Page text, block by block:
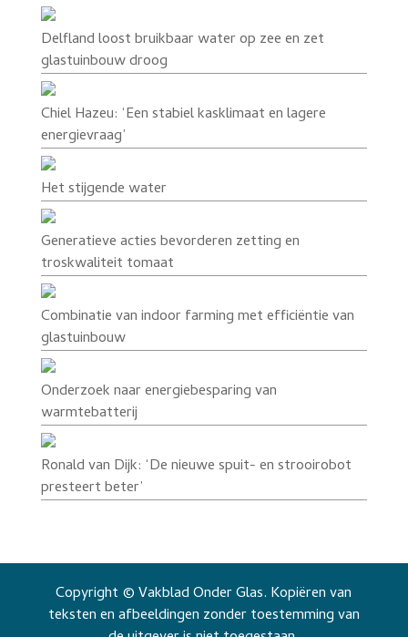
Delfland loost bruikbaar water op zee en zet
glastuinbouw droog
Chiel Hazeu: ‘Een stabiel kasklimaat en lagere
energievraag’
Het stijgende water
Generatieve acties bevorderen zetting en
troskwaliteit tomaat
Combinatie van indoor farming met efficiëntie van
glastuinbouw
Onderzoek naar energiebesparing van
warmtebatterij
Ronald van Dijk: ‘De nieuwe spuit- en strooirobot
presteert beter’
Copyright © Vakblad Onder Glas. Kopiëren van
teksten en afbeeldingen zonder toestemming van